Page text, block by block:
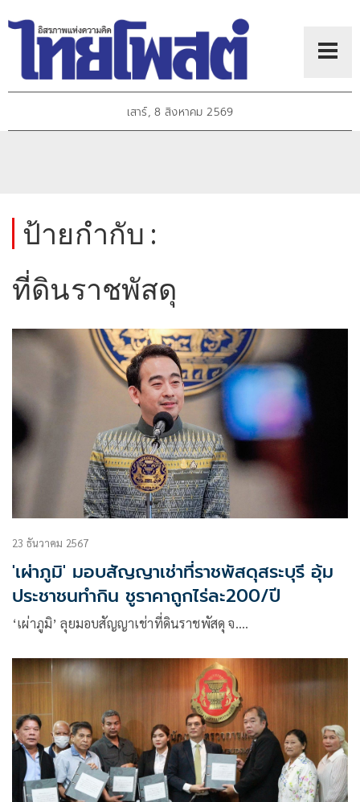
เสาร์, 8 สิงหาคม 2569
ป้ายกำกับ :
ที่ดินราชพัสดุ
23 ธันวาคม 2567
'เผ่าภูมิ' มอบสัญญาเช่าที่ราชพัสดุสระบุรี อุ้ม
ประชาชนทำกิน ชูราคาถูกไร่ละ200/ปี
‘เผ่าภูมิ’ ลุยมอบสัญญาเช่าที่ดินราชพัสดุ จ.…